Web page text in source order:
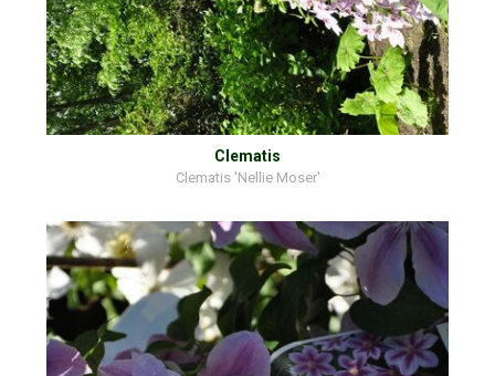
Clematis
Clematis 'Nellie Moser'